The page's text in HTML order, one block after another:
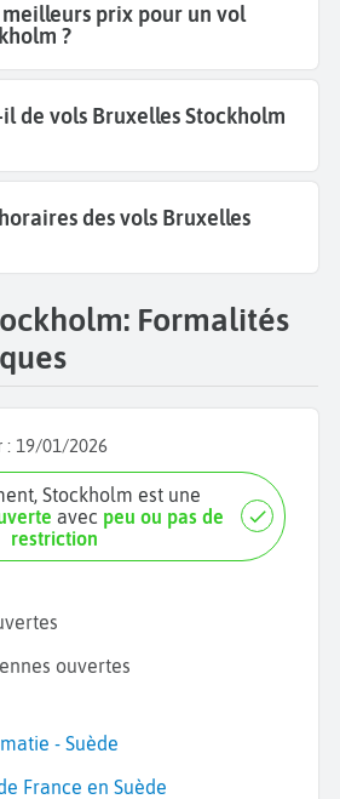
prix pour un vol
?
de vols Bruxelles Stockholm
des vols Bruxelles
Formalités
: 19/01/2026
avec peu ou pas de
restriction
ouvertes
- Suède
France en Suède